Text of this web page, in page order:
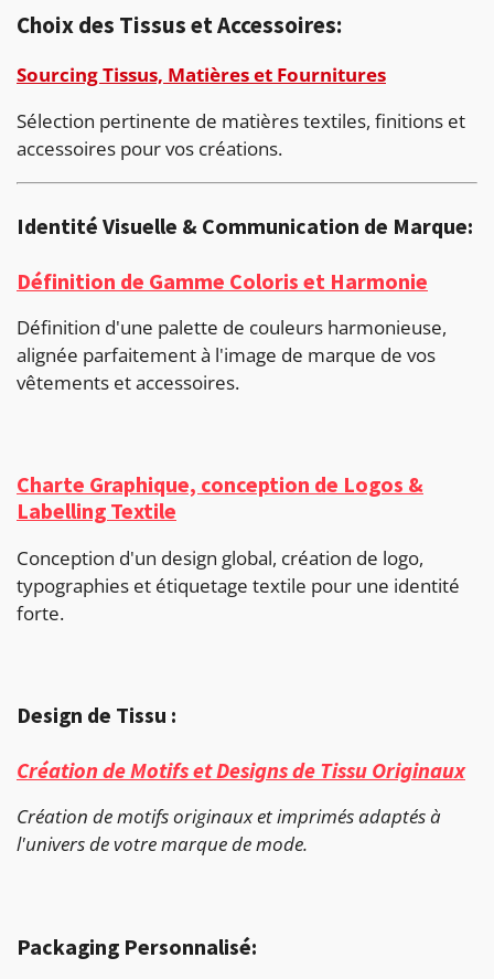
Choix des Tissus et Accessoires:
Sourcing Tissus, Matières et Fournitures
Sélection pertinente de matières textiles, finitions et
accessoires pour vos créations.
Identité Visuelle & Communication de Marque:
Définition de Gamme Coloris et Harmonie
Définition d'une palette de couleurs harmonieuse,
alignée parfaitement à l'image de marque de vos
vêtements et accessoires.
Charte Graphique, conception de Logos &
Labelling Textile
Conception d'un design global, création de logo,
typographies et étiquetage textile pour une identité
forte.
Design de Tissu :
Création de Motifs et Designs de Tissu Originaux
Création de motifs originaux et imprimés adaptés à
l'univers de votre marque de mode.
Packaging Personnalisé: